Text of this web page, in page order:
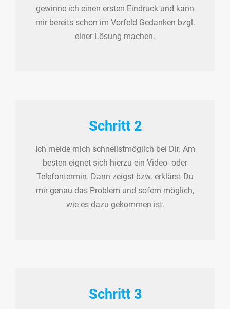
gewinne ich einen ersten Eindruck und kann
mir bereits schon im Vorfeld Gedanken bzgl.
einer Lösung machen.
Schritt 2
Ich melde mich schnellstmöglich bei Dir. Am
besten eignet sich hierzu ein Video- oder
Telefontermin. Dann zeigst bzw. erklärst Du
mir genau das Problem und sofern möglich,
wie es dazu gekommen ist.
Schritt 3